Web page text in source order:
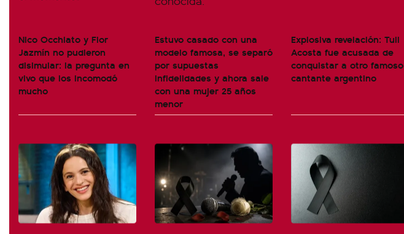
Nico Occhiato y Flor
Jazmín no pudieron
disimular: la pregunta en
vivo que los incomodó
mucho
Estuvo casado con una
modelo famosa, se separó
por supuestas
infidelidades y ahora sale
con una mujer 25 años
menor
Explosiva revelación: Tuli
Acosta fue acusada de
conquistar a otro famoso
cantante argentino